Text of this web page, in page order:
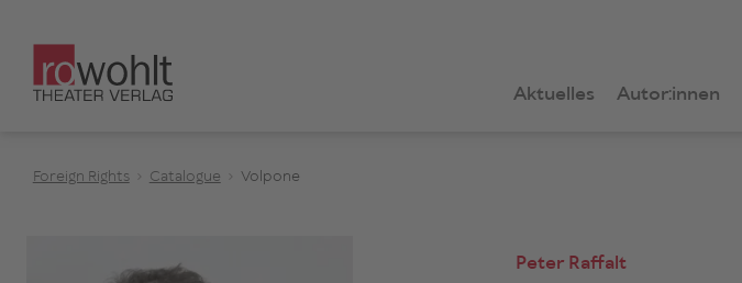
Aktuelles Autor:innen
Foreign Rights Catalogue Volpone
Peter Raffalt